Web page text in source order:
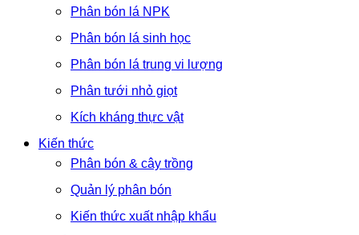
Phân bón lá NPK
Phân bón lá sinh học
Phân bón lá trung vi lượng
Phân tưới nhỏ giọt
Kích kháng thực vật
Kiến thức
Phân bón & cây trồng
Quản lý phân bón
Kiến thức xuất nhập khẩu